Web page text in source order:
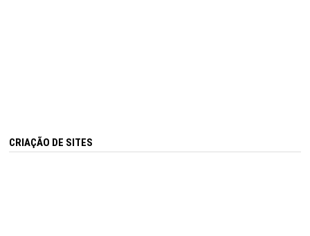
CRIAÇÃO DE SITES